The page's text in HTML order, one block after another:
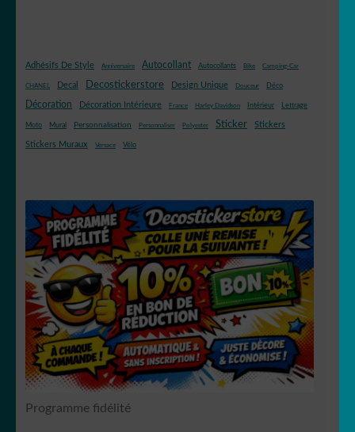
Adhésifs De Style Anniversaire Autocollant Autocollants Bike Camping-Car
CHANEL Decal Decostickerstore Design Unique Douceur Déco
Décoration Décoration Intérieure France Harley Davidson Intérieur Lettrage
Moto Mural Personnalisation Personnaliser Polyester Sticker Stickers
Stickers Muraux Versace Vélo
Programme fidélité